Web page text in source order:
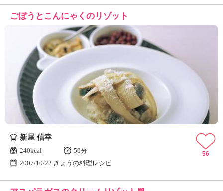
ごぼうとこんにゃくのリゾット
新屋 信幸
240kcal
50分
2007/10/22 きょうの料理レシピ
56